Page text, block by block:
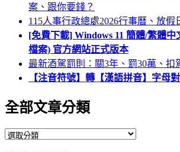
案、跟你要錢？
115人事行政總處2026行事曆、放假
[免費下載] Windows 11 簡體/繁體中
檔案) 官方網站正式版本
最新酒駕罰則：關3年、罰30萬、扣
【注音符號】轉【漢語拼音】字母
全部文章分類
全